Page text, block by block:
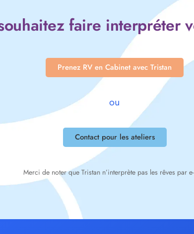
faire interpréter
Prenez RV en Cabinet avec Tristan
ou
Contact pour les ateliers
Merci de noter que Tristan n’interprète pas les rêves par